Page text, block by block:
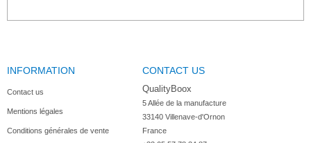
Friteuse...
INFORMATION
Contact us
Mentions légales
Conditions générales de vente
CONTACT US
QualityBoox
5 Allée de la manufacture
33140 Villenave-d'Ornon
France